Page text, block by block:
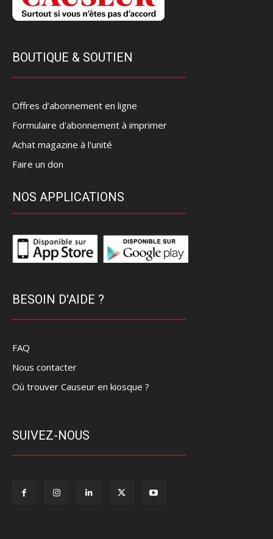
BOUTIQUE & SOUTIEN
Offres d’abonnement en ligne
Formulaire d'abonnement à imprimer
Achat magazine à l'unité
Faire un don
NOS APPLICATIONS
BESOIN D'AIDE ?
FAQ
Nous contacter
Où trouver Causeur en kiosque ?
SUIVEZ-NOUS